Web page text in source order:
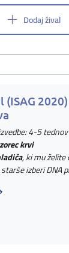
Dodaj žival
4-5 tednov
krvi
, ki mu
izberi DNA